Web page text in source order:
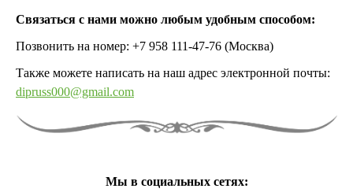
Связаться с нами можно любым удобным способом:
Позвонить на номер: +7 958 111-47-76 (Москва)
Также можете написать на наш адрес электронной почты:
dipruss000@gmail.com
Мы в социальных сетях: